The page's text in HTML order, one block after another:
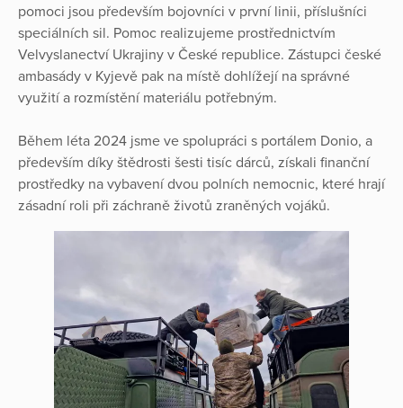
pomoci jsou především bojovníci v první linii, příslušníci
speciálních sil. Pomoc realizujeme prostřednictvím
Velvyslanectví Ukrajiny v České republice. Zástupci české
ambasády v Kyjevě pak na místě dohlížejí na správné
využití a rozmístění materiálu potřebným.
Během léta 2024 jsme ve spolupráci s portálem Donio, a
především díky štědrosti šesti tisíc dárců, získali finanční
prostředky na vybavení dvou polních nemocnic, které hrají
zásadní roli při záchraně životů zraněných vojáků.